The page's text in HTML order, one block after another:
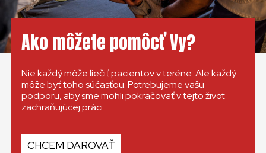
Ako môžete pomôcť Vy?
Nie každý môže liečiť pacientov v teréne. Ale každý
môže byť toho súčasťou. Potrebujeme vašu
podporu, aby sme mohli pokračovať v tejto život
zachraňujúcej práci.
CHCEM DAROVAŤ